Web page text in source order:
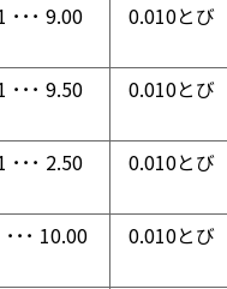
･･･ 9.00 0.010とび
･･･ 9.50 0.010とび
･･･ 2.50 0.010とび
･･ 10.00 0.010とび